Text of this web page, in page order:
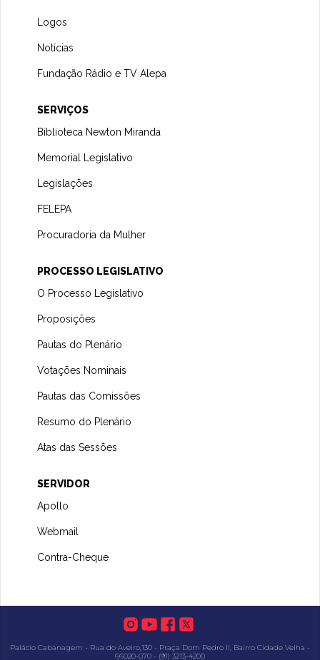
Logos
Notícias
Fundação Rádio e TV Alepa
SERVIÇOS
Biblioteca Newton Miranda
Memorial Legislativo
Legislações
FELEPA
Procuradoria da Mulher
PROCESSO LEGISLATIVO
O Processo Legislativo
Proposições
Pautas do Plenário
Votações Nominais
Pautas das Comissões
Resumo do Plenário
Atas das Sessões
SERVIDOR
Apollo
Webmail
Contra-Cheque
Palácio Cabanagem - Rua do Aveiro,130 - Praça Dom Pedro II, Bairro Cidade Velha -
66020-070 - (91) 3213-4200